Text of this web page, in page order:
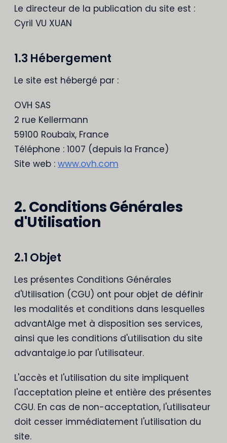
Le directeur de la publication du site est :
Cyril VU XUAN
1.3 Hébergement
Le site est hébergé par :
OVH SAS
2 rue Kellermann
59100 Roubaix, France
Téléphone : 1007 (depuis la France)
Site web : www.ovh.com
2. Conditions Générales
d'Utilisation
2.1 Objet
Les présentes Conditions Générales
d'Utilisation (CGU) ont pour objet de définir
les modalités et conditions dans lesquelles
advantAIge met à disposition ses services,
ainsi que les conditions d'utilisation du site
advantaige.io par l'utilisateur.
L'accès et l'utilisation du site impliquent
l'acceptation pleine et entière des présentes
CGU. En cas de non-acceptation, l'utilisateur
doit cesser immédiatement l'utilisation du
site.